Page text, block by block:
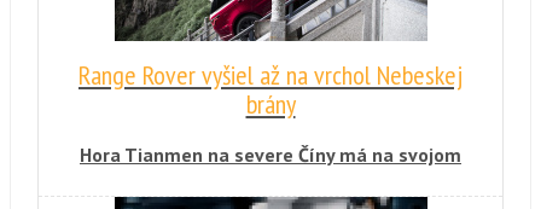
Range Rover vyšiel až na vrchol Nebeskej
brány
Hora Tianmen na severe Číny má na svojom